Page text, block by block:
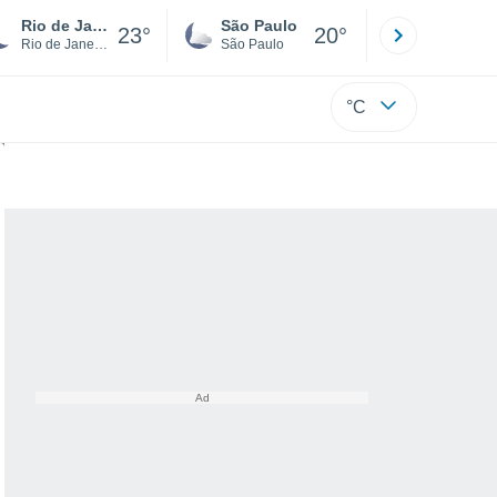
Rio de Janeiro
Rio de Janeiro 23° São Paulo
São Paulo 20°
°C